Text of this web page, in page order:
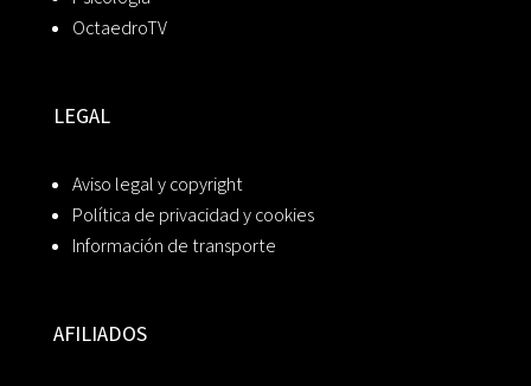
OctaedroTV
LEGAL
Aviso legal y copyright
Política de privacidad y cookies
Información de transporte
AFILIADOS